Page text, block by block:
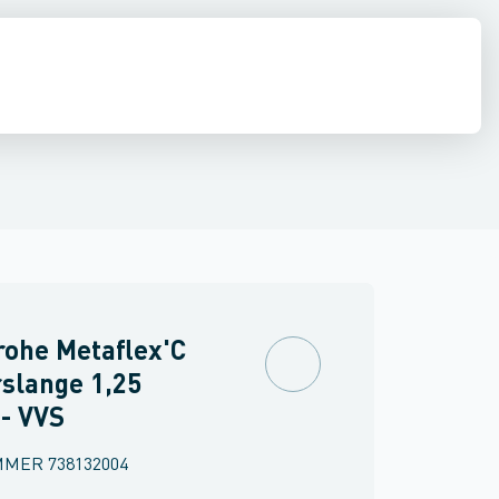
Metaflex'C
1,25
VVS
738132004